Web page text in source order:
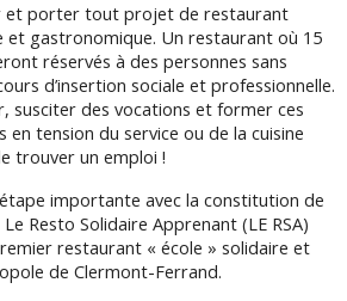
et porter tout projet de restaurant
et gastronomique. Un restaurant où 15
réservés à des personnes sans
d’insertion sociale et professionnelle.
susciter des vocations et former ces
en tension du service ou de la cuisine
trouver un emploi !
importante avec la constitution de
Resto Solidaire Apprenant (LE RSA)
restaurant « école » solidaire et
de Clermont-Ferrand.